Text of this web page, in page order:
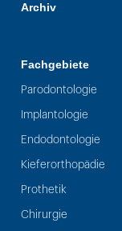
Archiv
Fachgebiete
Parodontologie
Implantologie
Endodontologie
Kieferorthopädie
Prothetik
Chirurgie